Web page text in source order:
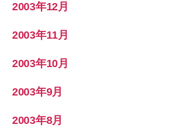
2003年12月
2003年11月
2003年10月
2003年9月
2003年8月